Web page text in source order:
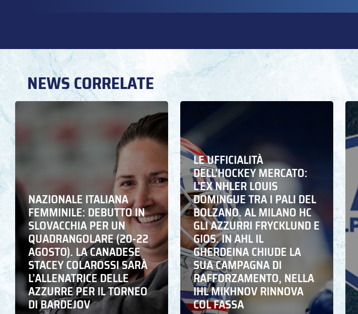
NEWS CORRELATE
NAZIONALE ITALIANA
FEMMINILE: DEBUTTO IN
SLOVACCHIA PER UN
QUADRANGOLARE (20-22
AGOSTO). LA CANADESE
STACEY COLAROSSI SARÀ
L’ALLENATRICE DELLE
AZZURRE PER IL TORNEO
DI BARDEJOV
LE UFFICIALITÀ
DELL’HOCKEY MERCATO:
L’EX NHLER LOUIS
DOMINGUE TRA I PALI DEL
BOLZANO. AL MILANO HC
GLI AZZURRI FRYCKLUND E
GIOS. IN AHL IL
GHERDEINA CHIUDE LA
SUA CAMPAGNA DI
RAFFORZAMENTO, NELLA
IHL MIKHNOV RINNOVA
COL FASSA